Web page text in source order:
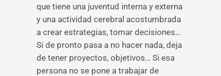
que tiene una juventud interna y externa
y una actividad cerebral acostumbrada
a crear estrategias, tomar decisiones…
Si de pronto pasa a no hacer nada, deja
de tener proyectos, objetivos… Si esa
persona no se pone a trabajar de